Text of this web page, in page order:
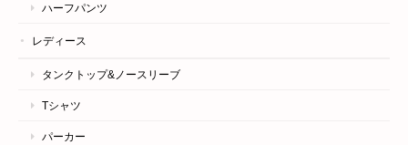
ハーフパンツ
レディース
タンクトップ&ノースリーブ
Tシャツ
パーカー